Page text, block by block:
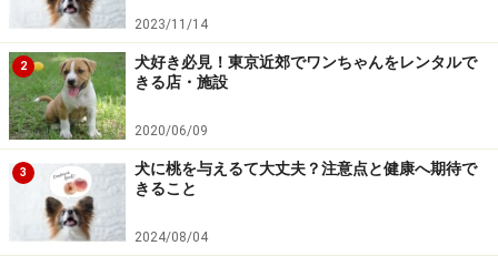
どのような食材でも良い面と良くない面を持ち合わせて
います。バナナを避けた方がいい犬はいるのか、バナナ
と相性の悪い薬はあるのか、飼い主としては気になると
ころ。犬の食生活・健康管理の講座も開催している、獣
医師の丸田香緒里先生（Animal Life Partner 代表）にお
伺いしました。
「バナナはカリウムが豊富な食材です。カリウムは通常
2023/11/14
2
犬好き必見！東京近郊でワンちゃんをレンタルで
きる店・施設
2020/06/09
3
犬に桃を与えるて大丈夫？注意点と健康へ期待で
きること
2024/08/04